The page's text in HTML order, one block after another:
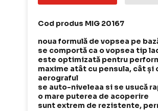
Cod produs MIG 20167
noua formulă de vopsea pe
se comportă ca o vopsea tip
este optimizată pentru
maxime atât cu pensula, cât și
aerograful
se auto-niveleaa si se usucă
o mare puterea de acoperire
sunt extrem de rezistente,